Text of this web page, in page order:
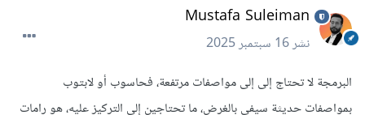
Mustafa Suleiman
نشر16 سبتمبر 2025
البرمجة لا تحتاج إلى إلى مواصفات مرتفعة، فحاسوب أو لابتوب
بمواصفات حديثة سيفي بالغرض، ما تحتاجين إلى التركيز عليه، هو رامات